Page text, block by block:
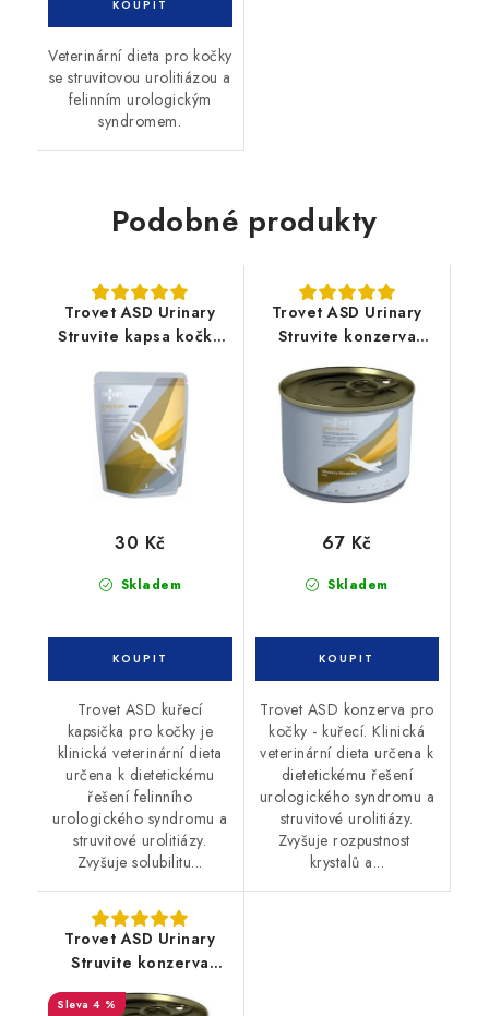
Veterinární dieta pro kočky
se struvitovou urolitiázou a
felinním urologickým
syndromem.
Podobné produkty
Trovet ASD Urinary
Struvite kapsa kočka
Skladem
30 Kč
Trovet ASD kuřecí
kapsička pro kočky je
klinická veterinární dieta
určena k dietetickému
řešení felinního
urologického syndromu a
struvitové urolitiázy.
Zvyšuje solubilitu...
Trovet ASD Urinary
Struvite konzerva
kočka 200g
Skladem
67 Kč
Trovet ASD konzerva pro
kočky - kuřecí. Klinická
veterinární dieta určena k
dietetickému řešení
urologického syndromu a
struvitové urolitiázy.
Zvyšuje rozpustnost
krystalů a...
Trovet ASD Urinary
Struvite konzerva
4 %